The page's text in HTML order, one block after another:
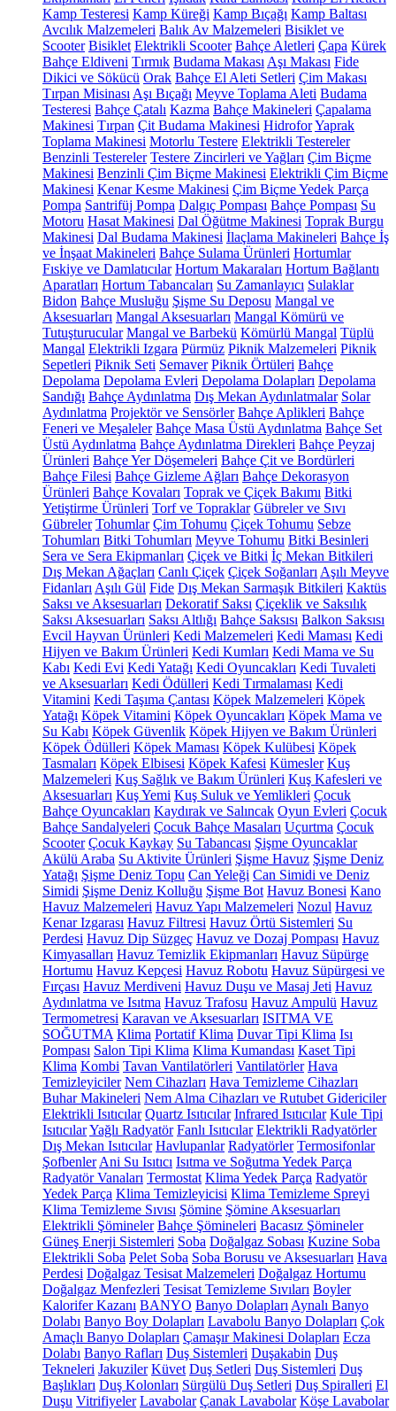
Kamp Testeresi Kamp Küreği Kamp Bıçağı Kamp Baltası
Avcılık Malzemeleri Balık Av Malzemeleri Bisiklet ve
Scooter Bisiklet Elektrikli Scooter Bahçe Aletleri Çapa Kürek
Bahçe Eldiveni Tırmık Budama Makası Aşı Makası Fide
Dikici ve Sökücü Orak Bahçe El Aleti Setleri Çim Makası
Tırpan Misinası Aşı Bıçağı Meyve Toplama Aleti Budama
Testeresi Bahçe Çatalı Kazma Bahçe Makineleri Çapalama
Makinesi Tırpan Çit Budama Makinesi HidroforYaprak
Toplama Makinesi Motorlu Testere Elektrikli Testereler
Benzinli Testereler Testere Zincirleri ve Yağları Çim Biçme
Makinesi Benzinli Çim Biçme Makinesi Elektrikli Çim Biçme
Makinesi Kenar Kesme Makinesi Çim Biçme Yedek Parça
Pompa Santrifüj Pompa Dalgıç Pompası Bahçe Pompası Su
Motoru Hasat Makinesi Dal Öğütme Makinesi Toprak Burgu
Makinesi Dal Budama Makinesi İlaçlama Makineleri Bahçe İş
ve İnşaat Makineleri Bahçe Sulama Ürünleri Hortumlar
Fıskiye ve Damlatıcılar Hortum Makaraları Hortum Bağlantı
Aparatları Hortum Tabancaları Su Zamanlayıcı Sulaklar
Bidon Bahçe Musluğu Şişme Su Deposu Mangal ve
Aksesuarları Mangal Aksesuarları Mangal Kömürü ve
Tutuşturucular Mangal ve Barbekü Kömürlü Mangal Tüplü
Mangal Elektrikli Izgara Pürmüz Piknik Malzemeleri Piknik
Sepetleri Piknik Seti Semaver Piknik Örtüleri Bahçe
Depolama Depolama Evleri Depolama Dolapları Depolama
Sandığı Bahçe Aydınlatma Dış Mekan Aydınlatmalar Solar
Aydınlatma Projektör ve Sensörler Bahçe Aplikleri Bahçe
Feneri ve Meşaleler Bahçe Masa Üstü Aydınlatma Bahçe Set
Üstü Aydınlatma Bahçe Aydınlatma Direkleri Bahçe Peyzaj
Ürünleri Bahçe Yer Döşemeleri Bahçe Çit ve Bordürleri
Bahçe Filesi Bahçe Gizleme Ağları Bahçe Dekorasyon
Ürünleri Bahçe Kovaları Toprak ve Çiçek Bakımı Bitki
Yetiştirme Ürünleri Torf ve Topraklar Gübreler ve Sıvı
Gübreler Tohumlar Çim Tohumu Çiçek Tohumu Sebze
Tohumları Bitki Tohumları Meyve Tohumu Bitki Besinleri
Sera ve Sera Ekipmanları Çiçek ve Bitki İç Mekan Bitkileri
Dış Mekan Ağaçları Canlı Çiçek Çiçek Soğanları Aşılı Meyve
Fidanları Aşılı Gül Fide Dış Mekan Sarmaşık Bitkileri Kaktüs
Saksı ve Aksesuarları Dekoratif Saksı Çiçeklik ve Saksılık
Saksı Aksesuarları Saksı Altlığı Bahçe Saksısı Balkon Saksısı
Evcil Hayvan Ürünleri Kedi Malzemeleri Kedi Maması Kedi
Hijyen ve Bakım Ürünleri Kedi Kumları Kedi Mama ve Su
Kabı Kedi Evi Kedi Yatağı Kedi Oyuncakları Kedi Tuvaleti
ve Aksesuarları Kedi Ödülleri Kedi Tırmalaması Kedi
Vitamini Kedi Taşıma Çantası Köpek Malzemeleri Köpek
Yatağı Köpek Vitamini Köpek Oyuncakları Köpek Mama ve
Su Kabı Köpek Güvenlik Köpek Hijyen ve Bakım Ürünleri
Köpek Ödülleri Köpek Maması Köpek Kulübesi Köpek
Tasmaları Köpek Elbisesi Köpek Kafesi Kümesler Kuş
Malzemeleri Kuş Sağlık ve Bakım Ürünleri Kuş Kafesleri ve
Aksesuarları Kuş Yemi Kuş Suluk ve Yemlikleri Çocuk
Bahçe Oyuncakları Kaydırak ve Salıncak Oyun Evleri Çocuk
Bahçe Sandalyeleri Çocuk Bahçe Masaları Uçurtma Çocuk
Scooter Çocuk Kaykay Su Tabancası Şişme Oyuncaklar
Akülü Araba Su Aktivite Ürünleri Şişme Havuz Şişme Deniz
Yatağı Şişme Deniz Topu Can Yeleği Can Simidi ve Deniz
Simidi Şişme Deniz Kolluğu Şişme Bot Havuz Bonesi Kano
Havuz Malzemeleri Havuz Yapı Malzemeleri Nozul Havuz
Kenar Izgarası Havuz Filtresi Havuz Örtü Sistemleri Su
Perdesi Havuz Dip Süzgeç Havuz ve Dozaj Pompası Havuz
Kimyasalları Havuz Temizlik Ekipmanları Havuz Süpürge
Hortumu Havuz Kepçesi Havuz Robotu Havuz Süpürgesi ve
Fırçası Havuz Merdiveni Havuz Duşu ve Masaj Jeti Havuz
Aydınlatma ve Isıtma Havuz Trafosu Havuz Ampulü Havuz
Termometresi Karavan ve Aksesuarları ISITMA VE
SOĞUTMA Klima Portatif Klima Duvar Tipi Klima Isı
Pompası Salon Tipi Klima Klima Kumandası Kaset Tipi
Klima Kombi Tavan Vantilatörleri Vantilatörler Hava
Temizleyiciler Nem Cihazları Hava Temizleme Cihazları
Buhar Makineleri Nem Alma Cihazları ve Rutubet Gidericiler
Elektrikli Isıtıcılar Quartz Isıtıcılar Infrared Isıtıcılar Kule Tipi
IsıtıcılarYağlı Radyatör Fanlı Isıtıcılar Elektrikli Radyatörler
Dış Mekan Isıtıcılar Havlupanlar Radyatörler Termosifonlar
Şofbenler Ani Su Isıtıcı Isıtma ve Soğutma Yedek Parça
Radyatör Vanaları Termostat Klima Yedek Parça Radyatör
Yedek Parça Klima Temizleyicisi Klima Temizleme Spreyi
Klima Temizleme Sıvısı Şömine Şömine Aksesuarları
Elektrikli Şömineler Bahçe Şömineleri Bacasız Şömineler
Güneş Enerji Sistemleri Soba Doğalgaz Sobası Kuzine Soba
Elektrikli Soba Pelet Soba Soba Borusu ve Aksesuarları Hava
Perdesi Doğalgaz Tesisat Malzemeleri Doğalgaz Hortumu
Doğalgaz Menfezleri Tesisat Temizleme Sıvıları Boyler
Kalorifer Kazanı BANYO Banyo Dolapları Aynalı Banyo
Dolabı Banyo Boy Dolapları Lavabolu Banyo Dolapları Çok
Amaçlı Banyo Dolapları Çamaşır Makinesi Dolapları Ecza
Dolabı Banyo Rafları Duş Sistemleri Duşakabin Duş
Tekneleri Jakuziler Küvet Duş Setleri Duş Sistemleri Duş
Başlıkları Duş Kolonları Sürgülü Duş Setleri Duş Spiralleri El
Duşu Vitrifiyeler Lavabolar Çanak Lavabolar Köşe Lavabolar